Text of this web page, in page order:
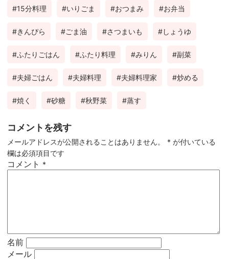
ok
est
15分料理 いりごま おつまみ お弁当
きんぴら ごま油 さつまいも しょうゆ
ふたりごはん ふたり料理 みりん 副菜
夫婦ごはん 夫婦料理 夫婦料理家 炒める
焼く 砂糖 秋野菜 蒸す
コメントを残す
メールアドレスが公開されることはありません。 * が付いている
欄は必須項目です
コメント *
名前
メール